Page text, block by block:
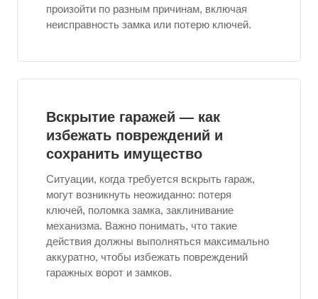
произойти по разным причинам, включая
неисправность замка или потерю ключей.
Вскрытие гаражей — как
избежать повреждений и
сохранить имущество
Ситуации, когда требуется вскрыть гараж,
могут возникнуть неожиданно: потеря
ключей, поломка замка, заклинивание
механизма. Важно понимать, что такие
действия должны выполняться максимально
аккуратно, чтобы избежать повреждений
гаражных ворот и замков.